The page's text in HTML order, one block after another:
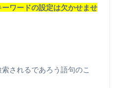
ワードの設定は欠かせませ
されるであろう語句のこ